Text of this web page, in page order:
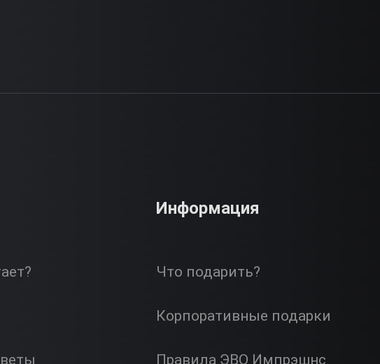
Информация
Что подарить?
Корпоративные подарки
Правила ЭВО Импрэшнс